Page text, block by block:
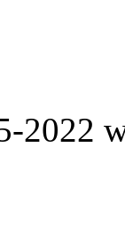
2022